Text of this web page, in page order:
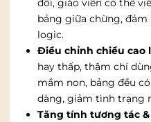
đôi, giáo viên có thể
bảng giữa chừng,
logic.
Điều chỉnh chiều cao
hay thấp, thậm chí
mầm non, bảng đều
dàng, giảm tình trạng
Tăng tính tương tác